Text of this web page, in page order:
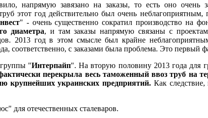
напрямую завязано на заказы, то есть оно очень
этот год действительно был очень неблагоприятным,
" - очень существенно сократил производство на
диаметра, и там заказы напрямую связаны с
2013 год в этом смысле был крайне
соответственно, с заказами была проблема. Это первый
"Интерпайп". На вторую половину 2013 года для
перекрыла весь таможенный ввоз труб на
крупнейших украинских предприятий. Как
для отечественных сталеваров.